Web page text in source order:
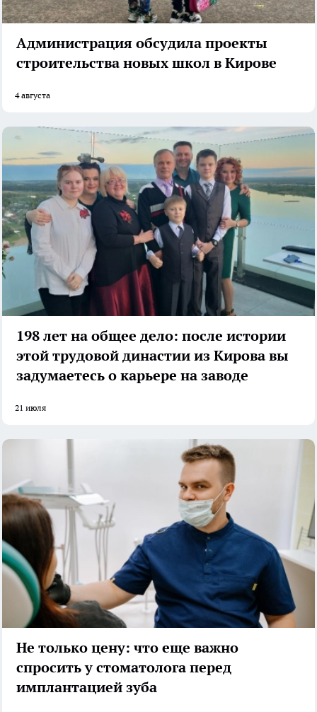
Администрация обсудила проекты
строительства новых школ в Кирове
4 августа
198 лет на общее дело: после истории
этой трудовой династии из Кирова вы
задумаетесь о карьере на заводе
21 июля
Не только цену: что еще важно
спросить у стоматолога перед
имплантацией зуба